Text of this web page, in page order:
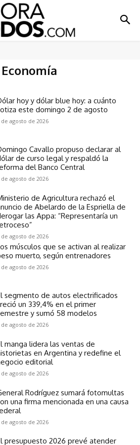
Economía
hoy y dólar blue hoy: a cuánto
este domingo 2 de agosto
de agosto de 2026
Cavallo propuso declarar al
de curso legal y respaldó la
del Banco Central
de agosto de 2026
de Agricultura rechazó el
de Abelardo de la Espriella de
las Appa: “Representaría un
de agosto de 2026
músculos que se activan al realizar
muerto, según entrenadores
de agosto de 2026
segmento de autos electrificados
un 339,4% en el primer
y sumó 58 modelos
de agosto de 2026
manga lidera las ventas de
en Argentina y redefine el
editorial
de agosto de 2026
Rodríguez sumará fotomultas
una firma mencionada en una causa
de agosto de 2026
presupuesto 2026 prevé atender